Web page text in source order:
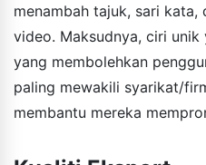
menambah tajuk, sari kata,
video. Maksudnya, ciri unik
yang membolehkan
paling mewakili syarikat/
membantu mereka